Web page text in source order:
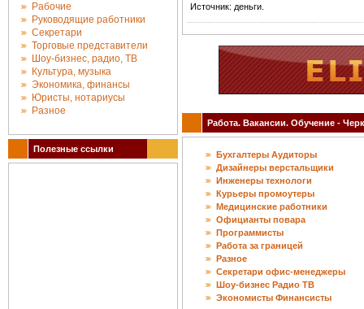
Рабочие
Руководящие работники
Секретари
Торговые представители
Шоу-бизнес, радио, ТВ
Культура, музыка
Экономика, финансы
Юристы, нотариусы
Разное
Полезные ссылки
Источник: деньги.
Работа. Вакансии. Обучение -
Бухгалтеры Аудиторы
Дизайнеры верстальщики
Инженеры технологи
Курьеры промоутеры
Медицинские работники
Официанты повара
Программисты
Работа за границей
Разное
Секретари офис-менеджеры
Шоу-бизнес Радио ТВ
Экономисты Финансисты